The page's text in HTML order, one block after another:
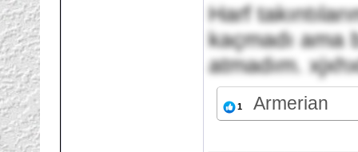
Harf
kaçmadı ama
atmadım.
1 Armerian